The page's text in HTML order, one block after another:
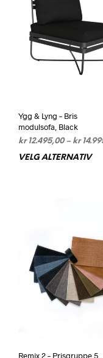
Ygg & Lyng – Bris
modulsofa, Black
kr12.495,00 – kr
VELG ALTERNATIV
Remix 2 – Prisgruppe 5